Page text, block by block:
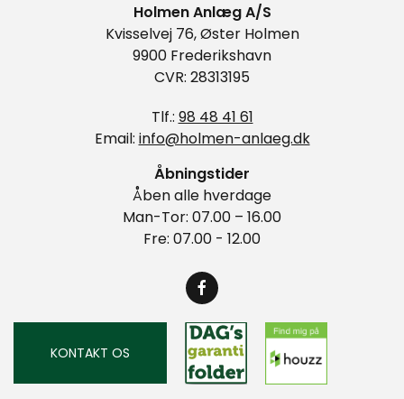
Holmen Anlæg A/S
Kvisselvej 76, Øster Holmen
9900 Frederikshavn
CVR: 28313195
Tlf.: 98 48 41 61
Email: info@holmen-anlaeg.dk
Åbningstider
Åben alle hverdage
Man-Tor: 07.00 – 16.00
Fre: 07.00 - 12.00
KONTAKT OS